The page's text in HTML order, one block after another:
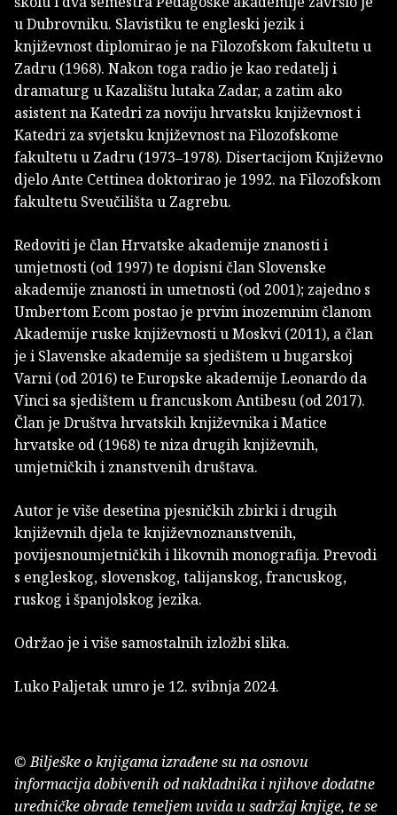
u Dubrovniku. Slavistiku te engleski jezik i
književnost diplomirao je na Filozofskom fakultetu u
Zadru (1968). Nakon toga radio je kao redatelj i
dramaturg u Kazalištu lutaka Zadar, a zatim ako
asistent na Katedri za noviju hrvatsku književnost i
Katedri za svjetsku književnost na Filozofskome
fakultetu u Zadru (1973‒1978). Disertacijom Književno
djelo Ante Cettinea doktorirao je 1992. na Filozofskom
fakultetu Sveučilišta u Zagrebu.
Redoviti je član Hrvatske akademije znanosti i
umjetnosti (od 1997) te dopisni član Slovenske
akademije znanosti in umetnosti (od 2001); zajedno s
Umbertom Ecom postao je prvim inozemnim članom
Akademije ruske književnosti u Moskvi (2011), a član
je i Slavenske akademije sa sjedištem u bugarskoj
Varni (od 2016) te Europske akademije Leonardo da
Vinci sa sjedištem u francuskom Antibesu (od 2017).
Član je Društva hrvatskih književnika i Matice
hrvatske od (1968) te niza drugih književnih,
umjetničkih i znanstvenih društava.
Autor je više desetina pjesničkih zbirki i drugih
književnih djela te književnoznanstvenih,
povijesnoumjetničkih i likovnih monografija. Prevodi
s engleskog, slovenskog, talijanskog, francuskog,
ruskog i španjolskog jezika.
Održao je i više samostalnih izložbi slika.
Luko Paljetak umro je 12. svibnja 2024.
© Bilješke o knjigama izrađene su na osnovu
informacija dobivenih od nakladnika i njihove dodatne
uredničke obrade temeljem uvida u sadržaj knjige, te se